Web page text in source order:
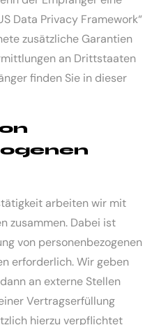
Data Privacy Framework“
zusätzliche Garantien
an Drittstaaten
finden Sie in dieser
arbeiten wir mit
zusammen. Dabei ist
von personenbezogenen
erforderlich. Wir geben
an externe Stellen
Vertragserfüllung
hierzu verpflichtet